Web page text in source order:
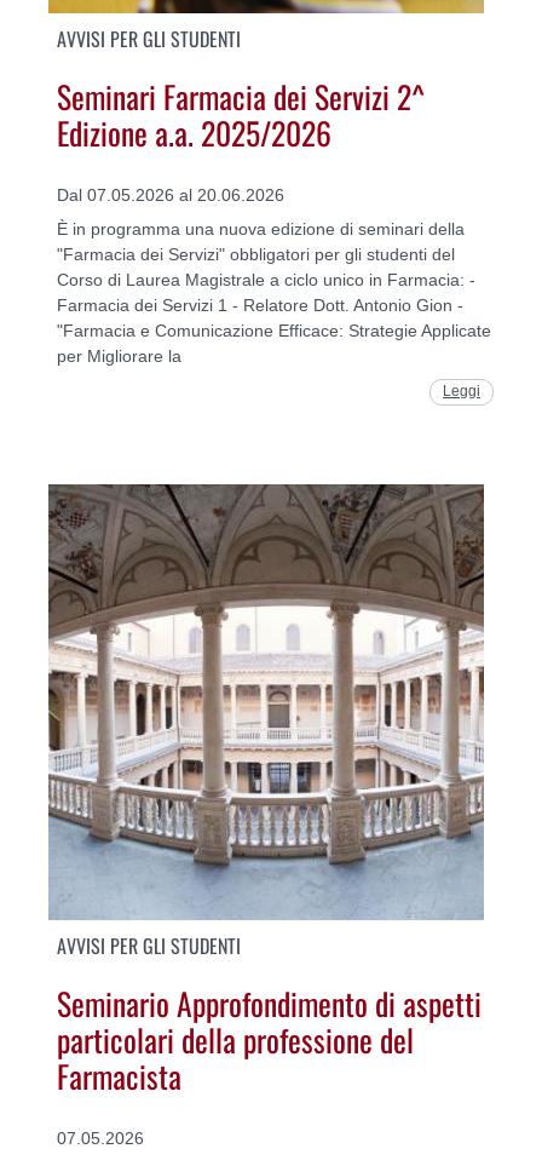
AVVISI PER GLI STUDENTI
Seminari Farmacia dei Servizi 2^
Edizione a.a. 2025/2026
Dal 07.05.2026 al 20.06.2026
È in programma una nuova edizione di seminari della
"Farmacia dei Servizi" obbligatori per gli studenti del
Corso di Laurea Magistrale a ciclo unico in Farmacia: -
Farmacia dei Servizi 1 - Relatore Dott. Antonio Gion -
"Farmacia e Comunicazione Efficace: Strategie Applicate
per Migliorare la
Leggi
AVVISI PER GLI STUDENTI
Seminario Approfondimento di aspetti
particolari della professione del
Farmacista
07.05.2026